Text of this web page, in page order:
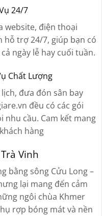
24/7
website, điện thoại
hỗ trợ 24/7, giúp bạn có
ngày lễ hay cuối tuần.
Chất Lượng
đưa đón sân bay
đều có các gói
nhu cầu. Cam kết mang
hàng
Vinh
bằng sông Cửu Long –
lại mang đến cảm
ngôi chùa Khmer
rợp bóng mát và nền